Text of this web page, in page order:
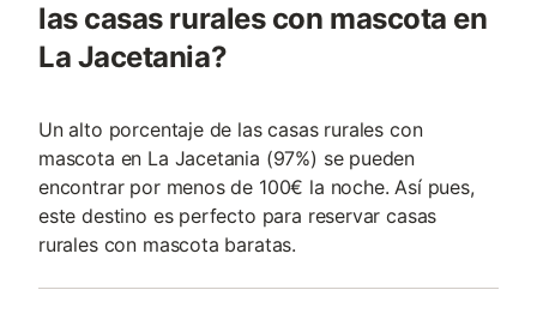
las casas rurales con mascota en
La Jacetania?
Un alto porcentaje de las casas rurales con
mascota en La Jacetania (97%) se pueden
encontrar por menos de 100€ la noche. Así pues,
este destino es perfecto para reservar casas
rurales con mascota baratas.